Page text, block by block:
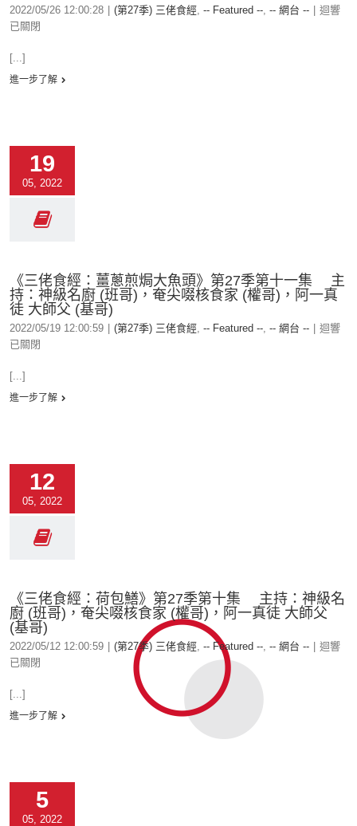
2022/05/26 12:00:28 (第27季) 三佬食經, -- Featured --, -- 網台 --
迴響
已關閉
[...]
進一步了解
19
05, 2022
《三佬食經：薑蔥煎焗大魚頭》第27季第十一集 主
持：神級名廚 (班哥)，奄尖啜核食家 (權哥)，阿一真
徒 大師父 (基哥)
2022/05/19 12:00:59 (第27季) 三佬食經, -- Featured --, -- 網台 --
迴響
已關閉
[...]
進一步了解
12
05, 2022
《三佬食經：荷包鱔》第27季第十集 主持：神級名
廚 (班哥)，奄尖啜核食家 (權哥)，阿一真徒 大師父
(基哥)
2022/05/12 12:00:59 (第27季) 三佬食經, -- Featured --, -- 網台 --
迴響
已關閉
[...]
進一步了解
5
05, 2022